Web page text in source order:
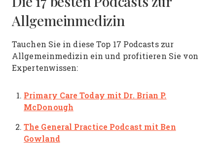
Allgemeinmedizin
Tauchen Sie in diese Top 17 Podcasts zur
Allgemeinmedizin ein und profitieren Sie von
Expertenwissen:
Primary Care Today mit Dr. Brian P.
McDonough
The General Practice Podcastmit Ben
Gowland